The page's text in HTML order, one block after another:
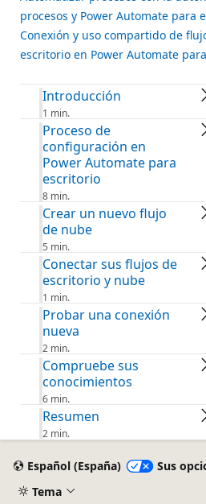
procesos y Power Automate para
Conexión y uso compartido de
escritorio en Power Automate
Introducción
1 min.
Proceso de
configuración en
Power Automate para
escritorio
8 min.
Crear un nuevo flujo
de nube
5 min.
Conectar sus flujos de
escritorio y nube
1 min.
Probar una conexión
nueva
2 min.
Compruebe sus
conocimientos
6 min.
Resumen
2 min.
Español (España)
Sus
Tema